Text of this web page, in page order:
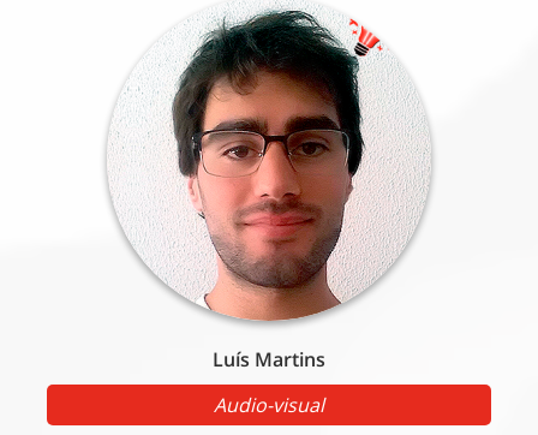
Luís Martins
Audio-visual